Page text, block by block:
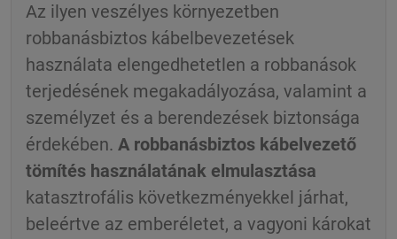
Az ilyen veszélyes környezetben
robbanásbiztos kábelbevezetések
használata elengedhetetlen a robbanások
terjedésének megakadályozása, valamint a
személyzet és a berendezések biztonsága
érdekében. A robbanásbiztos kábelvezető
tömítés használatának elmulasztása
katasztrofális következményekkel járhat,
beleértve az emberéletet, a vagyoni károkat